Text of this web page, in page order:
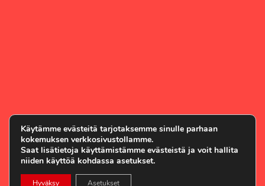
Käytämme evästeitä tarjotaksemme sinulle parhaan
kokemuksen verkkosivustollamme.
Saat lisätietoja käyttämistämme evästeistä ja voit hallita
niiden käyttöä kohdassa asetukset.
Hyväksy Asetukset